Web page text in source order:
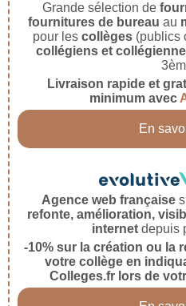
Grande sélection de
fournitures de bureau au
pour les collèges (publics
collégiens et
Livraison rapide et
minimum avec
En
Agence web française
refonte, amélioration,
internet depuis
-10% sur la création ou la
votre collège en
Colleges.fr lors de